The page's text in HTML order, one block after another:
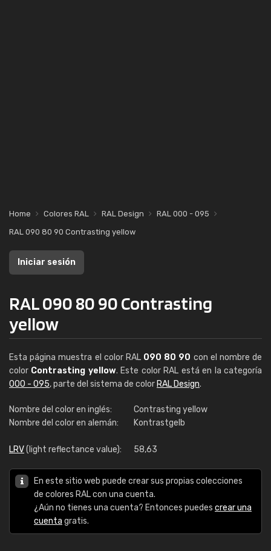
Home Colores RAL RAL Design
RAL 000 - 095
RAL 090 80 90 Contrasting yellow
Iniciar sesión
RAL 090 80 90 Contrasting
yellow
Esta página muestra el color RAL 090 80 90 con el nombre de
color Contrasting yellow. Este color RAL está en la categoría
000 - 095, parte del sistema de color RAL Design.
Nombre del color en inglés:
Contrasting yellow
Nombre del color en alemán:
Kontrastgelb
LRV(light reflectance value): 58,63
En este sitio web puede crear sus propias colecciones
de colores RAL con una cuenta.
¿Aún no tienes una cuenta? Entonces puedes crear una
cuenta gratis.